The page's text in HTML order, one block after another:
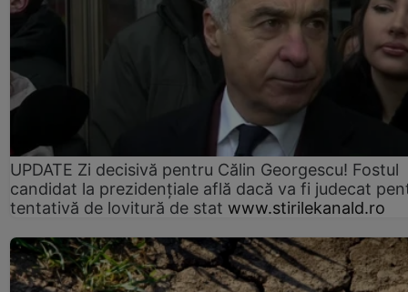
UPDATE Zi decisivă pentru Călin Georgescu! Fostul
candidat la prezidențiale află dacă va fi judecat
tentativă de lovitură de stat www.stirilekanald.ro